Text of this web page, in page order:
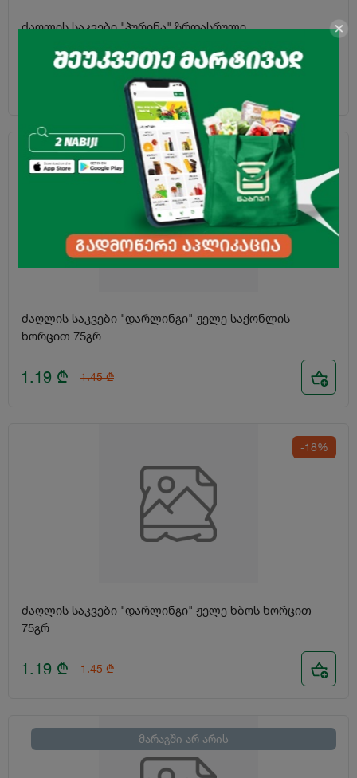
ძაღლის საკვები "პურინა" ზრდასრული
ძაღლის საკვები "დარლინგი" ჟელე საქონლის
ხორცით 75გრ
1.19 ₾ 1.45 ₾
-18%
ძაღლის საკვები "დარლინგი" ჟელე ხბოს ხორცით
75გრ
1.19 ₾ 1.45 ₾
მარაგში არ არის